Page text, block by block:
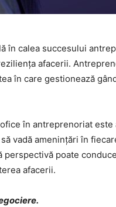
în calea succesului
afacerii.
în care gestionează
în antreprenoriat este
vadă amenințări în
poate
afacerii.